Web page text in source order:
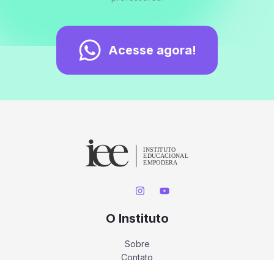
Acesse agora!
O Instituto
Sobre
Contato